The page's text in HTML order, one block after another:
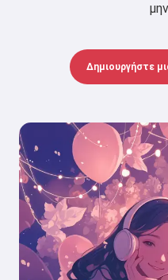
Δημιουργήστε